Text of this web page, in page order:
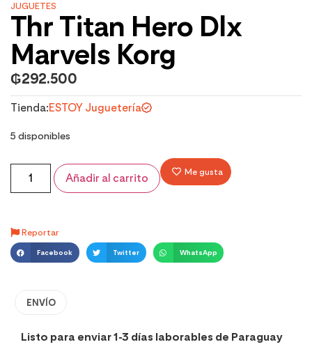
JUGUETES
Thr Titan Hero Dlx
Marvels Korg
₲292.500
Tienda:ESTOY Juguetería
5 disponibles
Añadir al carrito Me gusta
Reportar
Facebook Twitter WhatsApp
ENVÍO
Listo para enviar 1-3 días laborables de Paraguay